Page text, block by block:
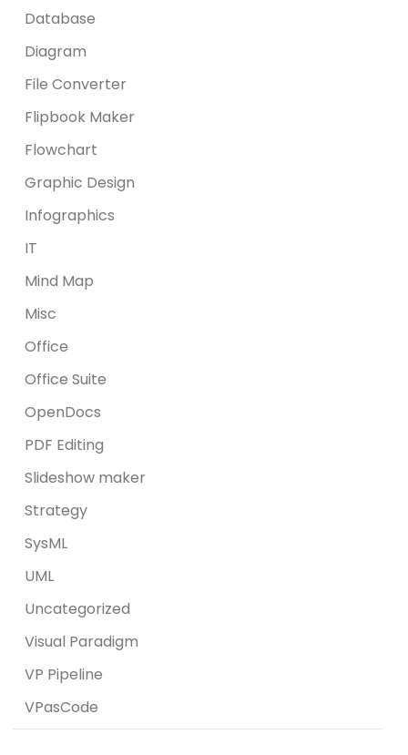
Database
Diagram
File Converter
Flipbook Maker
Flowchart
Graphic Design
Infographics
IT
Mind Map
Misc
Office
Office Suite
OpenDocs
PDF Editing
Slideshow maker
Strategy
SysML
UML
Uncategorized
Visual Paradigm
VP Pipeline
VPasCode